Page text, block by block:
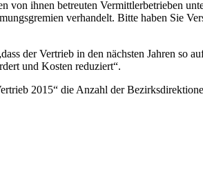
von ihnen betreuten Vermittlerbetrieben
verhandelt. Bitte haben Sie
der Vertrieb in den nächsten Jahren so
und Kosten reduziert“.
2015“ die Anzahl der